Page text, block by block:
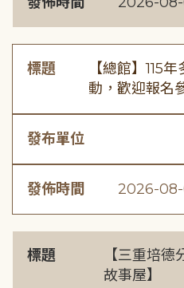
標題
【總館】115
動，歡迎報名
發布單位
發佈時間 2026-
標題
【三重培德
故事屋】